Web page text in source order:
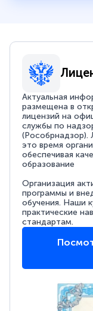
Актуальная
размещена в
лицензий на
службы по
(Рособрнадзор).
это время
обеспечивая
образование
Организация
программы и
обучения. Наши
практические
стандартам.